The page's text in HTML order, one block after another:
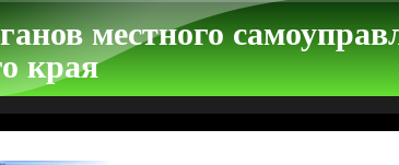
местного
края